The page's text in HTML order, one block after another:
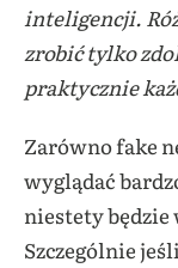
inteligencji.
zrobić tylko
praktycznie
Zarówno fake
wyglądać
niestety będzie
Szczególnie